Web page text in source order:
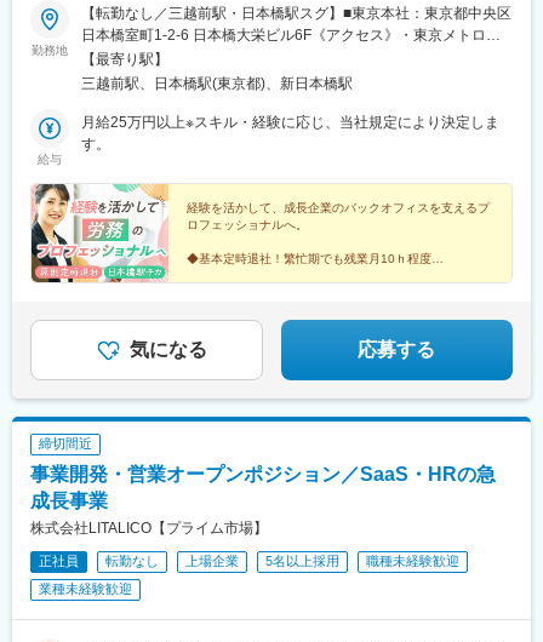
勤務地
【転勤なし／三越前駅・日本橋駅スグ】■東京本社：東京都中央区
日本橋室町1-2-6 日本橋大栄ビル6F《アクセス》・東京メトロ銀
座線・半蔵門線「三越前駅」B5出口より徒歩1分・JR各線「東京
駅」日本橋出口より徒歩9分
【最寄り駅】
三越前駅、日本橋駅(東京都)、新日本橋駅
給与
月給25万円以上※スキル・経験に応じ、当社規定により決定しま
す。
経験を活かして、成長企業のバックオフィスを支えるプ
ロフェッショナルへ。
◆基本定時退社！繁忙期でも残業月10ｈ程度
気になる 応募する
締切間近
事業開発・営業オープンポジション／SaaS・HRの急
成長事業
株式会社LITALICO【プライム市場】
正社員 転勤なし 上場企業 5名以上採用
職種未経験歓迎
業種未経験歓迎